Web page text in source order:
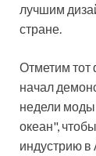
лучшим
стране.
Отметим тот
начал
недели моды
океан",
индустрию в